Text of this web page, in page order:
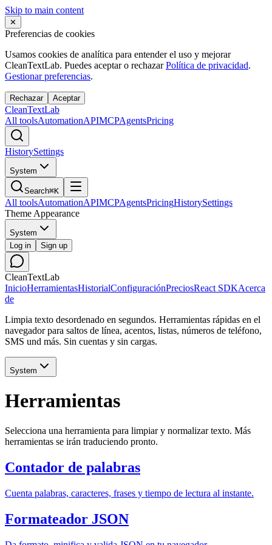
Skip to main content
✕
Preferencias de cookies
Usamos cookies de analítica para entender el uso y mejorar
CleanTextLab. Puedes aceptar o rechazar Política de privacidad.
Gestionar preferencias.
Rechazar Aceptar
CleanTextLab
All toolsAutomationAPIMCPAgentsPricing
HistorySettings
System
Search⌘K
All toolsAutomationAPIMCPAgentsPricingHistorySettings
Theme Appearance
System
Log in
Sign up
CleanTextLab
InicioHerramientasHistorialConfiguraciónPreciosReact SDKAcerca
de
Limpia texto desordenado en segundos. Herramientas rápidas en el
navegador para saltos de línea, acentos, listas, números de teléfono,
SMS und más. Sin cuentas y sin cargas.
System
Herramientas
Selecciona una herramienta para limpiar y normalizar texto. Más
herramientas se irán traduciendo pronto.
Contador de palabras
Cuenta palabras, caracteres, frases y tiempo de lectura al instante.
Formateador JSON